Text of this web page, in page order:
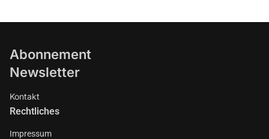
Abonnement
Newsletter
Kontakt
Rechtliches
Impressum